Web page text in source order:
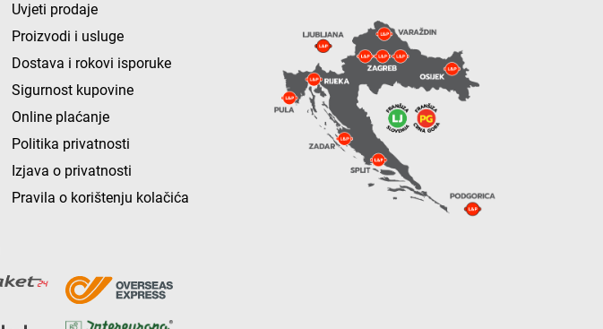
Uvjeti prodaje
Proizvodi i usluge
Dostava i rokovi isporuke
Sigurnost kupovine
Online plaćanje
Politika privatnosti
Izjava o privatnosti
Pravila o korištenju kolačića